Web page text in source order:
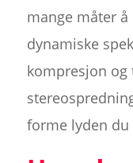
mange måter
dynamiske
kompresjon og
forme lyden du